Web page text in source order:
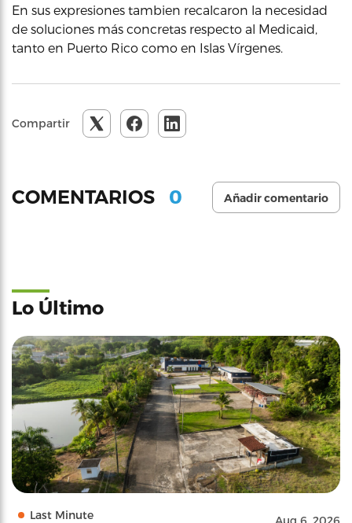
En sus expresiones tambien recalcaron la necesidad
de soluciones más concretas respecto al Medicaid,
tanto en Puerto Rico como en Islas Vírgenes.
Compartir
COMENTARIOS 0 Añadir comentario
Lo Último
Last Minute Aug 6, 2026